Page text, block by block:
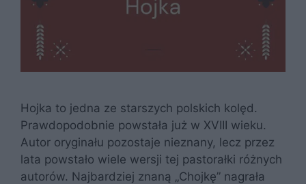
Hojka to jedna ze starszych polskich kolęd.
Prawdopodobnie powstała już w XVIII wieku.
Autor oryginału pozostaje nieznany, lecz przez
lata powstało wiele wersji tej pastorałki różnych
autorów. Najbardziej znaną „Chojkę” nagrała